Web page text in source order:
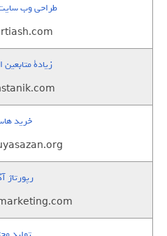
طراحی وب
زيادة
خرید
رپورتاژ